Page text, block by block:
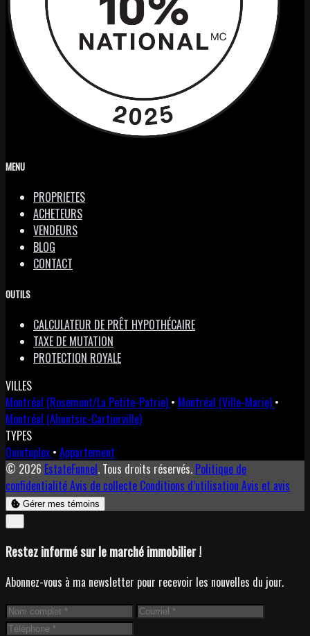
MENU
PROPRIETES
ACHETEURS
VENDEURS
BLOG
CONTACT
OUTILS
CALCULATEUR DE PRÊT HYPOTHÉCAIRE
TAXE DE MUTATION
PROTECTION ROYALE
VILLES
Montréal (Rosemont/La Petite-Patrie) • Montréal (Ville-Marie) •
Montréal (Ahuntsic-Cartierville)
TYPES
Quintuplex • Appartement
© 2026 EstateFunnel. Tous droits réservés. Politique de
confidentialitéAvis de collecte Conditions d’utilisation Avis et avis
Gérer mes témoins
Restez informé sur le marché immobilier !
Abonnez-vous à ma newsletter pour recevoir les nouvelles du jour.